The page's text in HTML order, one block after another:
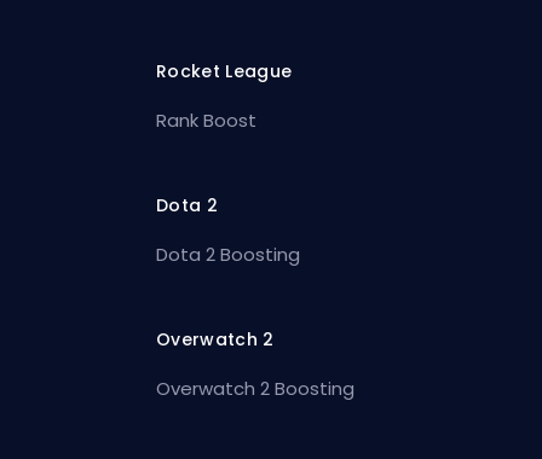
Rocket League
Rank Boost
Dota 2
Dota 2 Boosting
Overwatch 2
Overwatch 2 Boosting